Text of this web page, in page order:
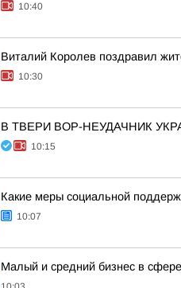
10:40
Виталий Королев поздравил
10:30
В ТВЕРИ ВОР-НЕУДАЧНИК
10:15
Какие меры социальной
10:07
Малый и средний бизнес в